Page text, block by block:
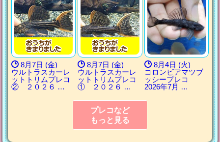
8月7日 (金)
ウルトラスカーレ
ットトリムプレコ
② ２０２６ …
8月7日 (金)
ウルトラスカーレ
ットトリムプレコ
① ２０２６ …
8月4日 (火)
コロンビアマツブ
ッシープレコ
2026年7月 …
プレコなど
もっと見る